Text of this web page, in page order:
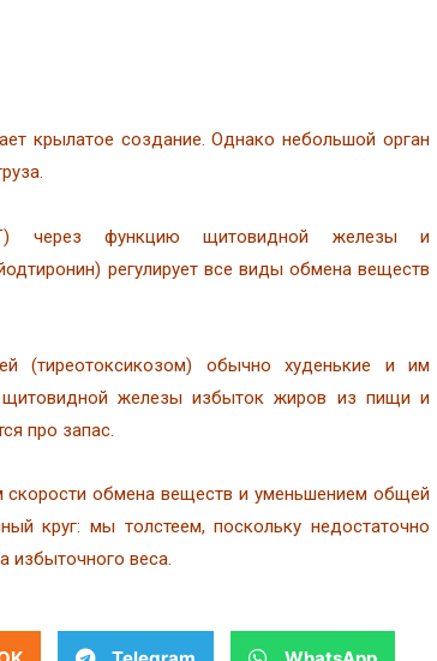
крылатое создание. Однако небольшой орган
через функцию щитовидной железы и
регулирует все виды обмена веществ
(тиреотоксикозом) обычно худенькие и им
железы избыток жиров из пищи и
про запас.
обмена веществ и уменьшением общей
круг: мы толстеем, поскольку недостаточно
избыточного веса.